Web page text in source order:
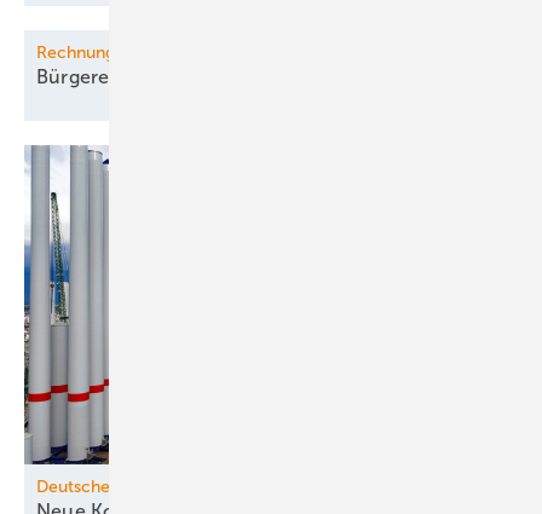
Rechnungshof
Bürgerenergie in EU
Deutsche Seewindkraft